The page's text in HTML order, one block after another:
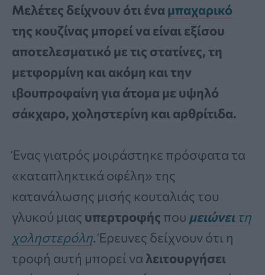
Μελέτες δείχνουν ότι ένα μπαχαρικό
της κουζίνας μπορεί να είναι εξίσου
αποτελεσματικό με τις στατίνες, τη
μετφορμίνη και ακόμη και την
ιβουπροφαίνη για άτομα με υψηλό
σάκχαρο, χοληστερίνη και αρθρίτιδα.
Ένας γιατρός μοιράστηκε πρόσφατα τα
«καταπληκτικά οφέλη» της
κατανάλωσης μισής κουταλιάς του
γλυκού μιας υπερτροφής που μειώνει τη
χοληστερόλη. Έρευνες δείχνουν ότι η
τροφή αυτή μπορεί να λειτουργήσει